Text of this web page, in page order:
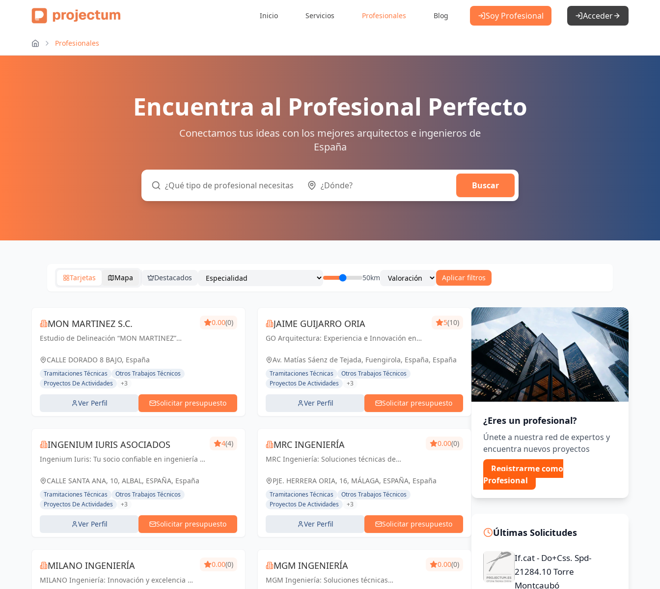
Inicio Servicios Profesionales Blog Soy Profesional Acceder
Profesionales
Encuentra al Profesional Perfecto
Conectamos tus ideas con los mejores arquitectos e ingenieros de
España
Buscar
Tarjetas Mapa Destacados 50km Aplicar filtros
MON MARTINEZ S.C.
Estudio de Delineación “MON MARTINEZ”
25 años de experiencia. Entendemos nuestro
trabajo, como parte importante de un trabajo...
0.00(0)
CALLE DORADO 8 BAJO, España
Tramitaciones Técnicas
Otros Trabajos Técnicos
Proyectos De Actividades
+3
Ver Perfil Solicitar presupuesto
JAIME GUIJARRO ORIA
GO Arquitectura: Experiencia e Innovación en
Con Seriedad, Confianza, Rapidez y Economía
como pilares, ofrecemos soluciones...
5(10)
Av. Matías Sáenz de Tejada, Fuengirola, España, España
Tramitaciones Técnicas
Otros Trabajos Técnicos
Proyectos De Actividades
+3
Ver Perfil Solicitar presupuesto
INGENIUM IURIS ASOCIADOS
Ingenium Iuris: Tu socio confiable en ingeniería y
profesionales para proyectos exitosos.
4(4)
CALLE SANTA ANA, 10, ALBAL, ESPAÑA, España
Tramitaciones Técnicas
Otros Trabajos Técnicos
Proyectos De Actividades
+3
Ver Perfil Solicitar presupuesto
MRC INGENIERÍA
MRC Ingeniería: Soluciones técnicas de
y toda Andalucía.
0.00(0)
PJE. HERRERA ORIA, 16, MÁLAGA, ESPAÑA, España
Tramitaciones Técnicas
Otros Trabajos Técnicos
Proyectos De Actividades
+3
Ver Perfil Solicitar presupuesto
MILANO INGENIERÍA
MILANO Ingeniería: Innovación y excelencia en
0.00(0) MGM INGENIERÍA
MGM Ingeniería: Soluciones técnicas
0.00(0)
¿Eres un profesional?
Únete a nuestra red de expertos y
encuentra nuevos proyectos
Registrarme como
Profesional
Últimas Solicitudes
If.cat - Do+Css. Spd-
21284.10 Torre
Montcaubó